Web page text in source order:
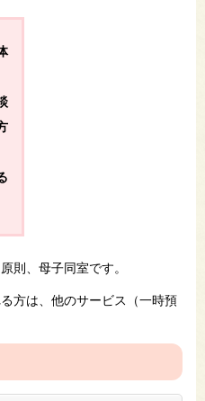
則、母子同室です。
方は、他のサービス（一時預